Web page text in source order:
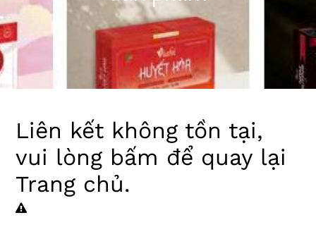
Liên kết không tồn tại,
vui lòng bấm để quay lại
Trang chủ.